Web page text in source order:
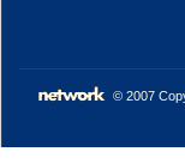
© 2007